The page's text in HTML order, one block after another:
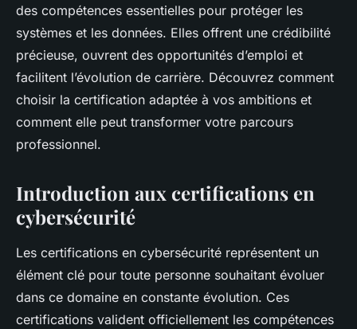
des compétences essentielles pour protéger les
systèmes et les données. Elles offrent une crédibilité
précieuse, ouvrent des opportunités d’emploi et
facilitent l’évolution de carrière. Découvrez comment
choisir la certification adaptée à vos ambitions et
comment elle peut transformer votre parcours
professionnel.
Introduction aux certifications en
cybersécurité
Les certifications en cybersécurité représentent un
élément clé pour toute personne souhaitant évoluer
dans ce domaine en constante évolution. Ces
certifications valident officiellement les compétences